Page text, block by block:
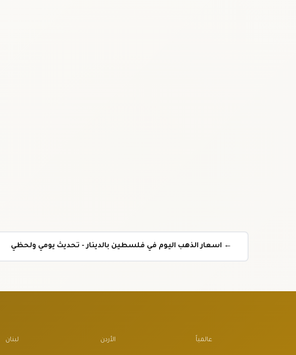
← اسعار الذهب اليوم في فلسطين بالدينار - تحديث يومي ولحظي
عالمياً الأردن لبنان